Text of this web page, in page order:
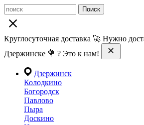
Поиск
Круглосуточная доставка 🚀 Нужно
Дзержинске 💐 ? Это к нам!
Дзержинск
Колодкино
Богородск
Павлово
Пыра
Доскино